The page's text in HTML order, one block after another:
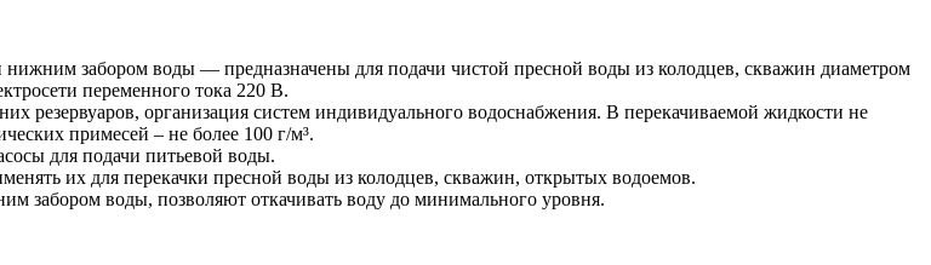
забором воды — предназначены для подачи чистой пресной воды из колодцев, скважин диаметром
переменного тока 220 В.
резервуаров, организация систем индивидуального водоснабжения. В перекачиваемой жидкости не
примесей – не более 100 г/м³.
для подачи питьевой воды.
их для перекачки пресной воды из колодцев, скважин, открытых водоемов.
воды, позволяют откачивать воду до минимального уровня.